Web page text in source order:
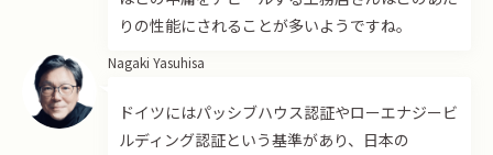
りの性能にされることが多いようですね。
Nagaki Yasuhisa
ドイツにはパッシブハウス認証やローエナジービ
ルディング認証という基準があり、日本の